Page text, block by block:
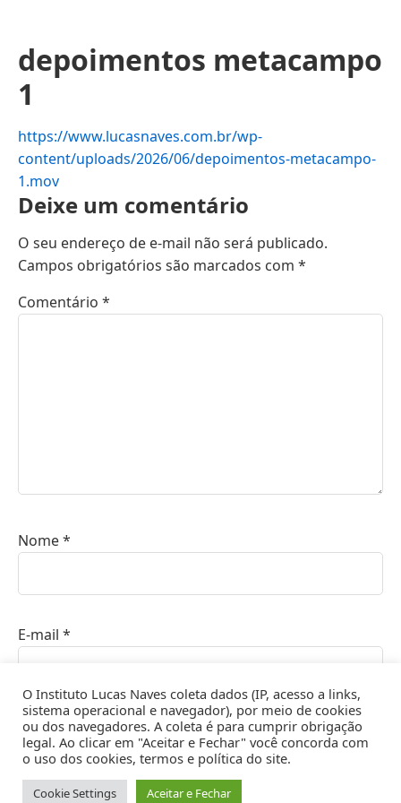
depoimentos metacampo
1
https://www.lucasnaves.com.br/wp-
content/uploads/2026/06/depoimentos-metacampo-
1.mov
Deixe um comentário
O seu endereço de e-mail não será publicado.
Campos obrigatórios são marcados com *
Comentário *
Nome*
E-mail *
Site
O Instituto Lucas Naves coleta dados (IP, acesso a links,
sistema operacional e navegador), por meio de cookies
ou dos navegadores. A coleta é para cumprir obrigação
legal. Ao clicar em "Aceitar e Fechar" você concorda com
o uso dos cookies, termos e política do site.
Cookie Settings Aceitar e Fechar